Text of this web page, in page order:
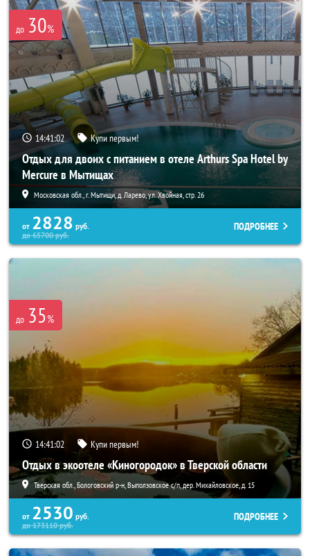
до 30%
14:41:02 Купи первым!
Отдых для двоих с питанием в отеле Arthurs Spa Hotel by
Mercure в Мытищах
Московская обл., г. Мытищи, д. Ларево, ул. Хвойная, стр. 26
от 2828 руб.
до65700руб.
ПОДРОБНЕЕ
до 35%
14:41:02 Купи первым!
Отдых в экоотеле «Киногородок» в Тверской области
Тверская обл., Бологовский р-н, Выползовское с/п, дер. Михайловское, д. 15
от 2530 руб.
до173110руб.
ПОДРОБНЕЕ